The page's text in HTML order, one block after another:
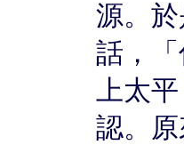
源。
話，
上太
認。